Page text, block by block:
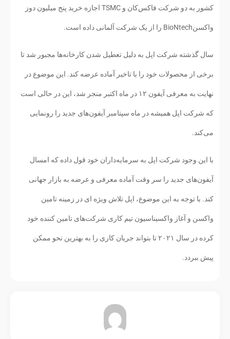
کشور به دو شرکت فاکس‌کان و TSMC اجازه خرید پنج میلیون دوز
واکسنBioNtech را از یک شرکت آلمانی داده است.
سال گذشته شرکت اپل به دلیل تعطیل شدن کارخانه‌ها مجبور شد تا
برخی از محصولات خود را با تاخیر آماده عرضه کند. این موضوع در
نهایت به معرفی آیفون ۱۲ در ماه اکتبر منجر شد، این در حالی است
که شرکت اپل همیشه در ماه سپتامبر آیفون‌های جدید را رونمایی
می‌کند.
با این وجود شرکت اپل به سرمایه‌داران خود قول داده که امسال
آیفون‌های جدید را سر وقت آماده معرفی و عرضه به بازار جهانی
کند. با توجه به این موضوع، اپل تلاش ویژه ای در زمینه تامین
واکسن و آغاز واکسیناسیون تیم کاری شرکت‌های تامین کننده خود
کرده در سال ۲۰۲۱ تا بتواند جریان کاری را به بهترین نحو ممکن
پیش ببردد.